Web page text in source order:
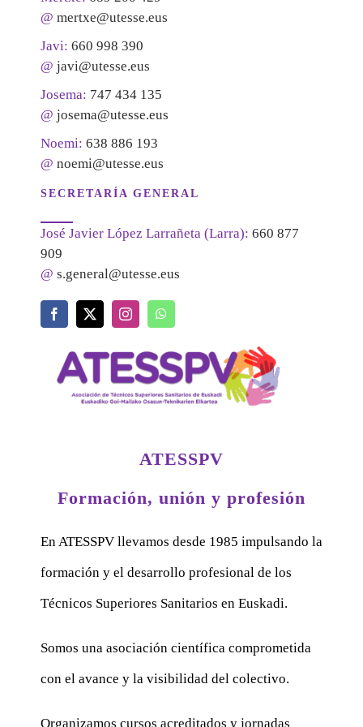
@ mertxe@utesse.eus
Javi: 660 998 390
@ javi@utesse.eus
Josema: 747 434 135
@ josema@utesse.eus
Noemi: 638 886 193
@ noemi@utesse.eus
SECRETARÍA GENERAL
José Javier López Larrañeta (Larra): 660 877
909
@ s.general@utesse.eus
ATESSPV
Formación, unión y profesión
En ATESSPV llevamos desde 1985 impulsando la
formación y el desarrollo profesional de los
Técnicos Superiores Sanitarios en Euskadi.
Somos una asociación científica comprometida
con el avance y la visibilidad del colectivo.
Organizamos cursos acreditados y jornadas